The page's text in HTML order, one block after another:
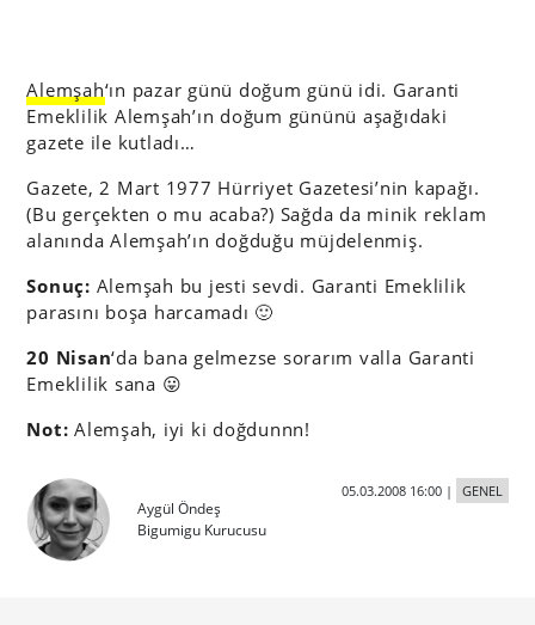
Alemşah‘ın pazar günü doğum günü idi. Garanti
Emeklilik Alemşah’ın doğum gününü aşağıdaki
gazete ile kutladı…
Gazete, 2 Mart 1977 Hürriyet Gazetesi’nin kapağı.
(Bu gerçekten o mu acaba?) Sağda da minik reklam
alanında Alemşah’ın doğduğu müjdelenmiş.
Sonuç: Alemşah bu jesti sevdi. Garanti Emeklilik
parasını boşa harcamadı 🙂
20 Nisan‘da bana gelmezse sorarım valla Garanti
Emeklilik sana 😛
Not:Alemşah, iyi ki doğdunnn!
Aygül Öndeş
Bigumigu Kurucusu
05.03.2008 16:00| GENEL